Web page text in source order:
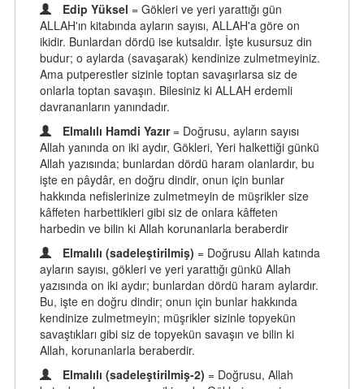
Edip Yüksel = Gökleri ve yeri yarattığı gün
ALLAH'ın kitabında ayların sayısı, ALLAH'a göre on
ikidir. Bunlardan dördü ise kutsaldır. İşte kusursuz din
budur; o aylarda (savaşarak) kendinize zulmetmeyiniz.
Ama putperestler sizinle toptan savaşırlarsa siz de
onlarla toptan savaşın. Bilesiniz ki ALLAH erdemli
davrananların yanındadır.
Elmalılı Hamdi Yazır = Doğrusu, ayların sayısı
Allah yanında on iki aydır, Gökleri, Yeri halkettiği günkü
Allah yazısında; bunlardan dördü haram olanlardır, bu
işte en pâydâr, en doğru dindir, onun için bunlar
hakkında nefislerinize zulmetmeyin de müşrikler size
kâffeten harbettikleri gibi siz de onlara kâffeten
harbedin ve bilin ki Allah korunanlarla beraberdir
Elmalılı (sadeleştirilmiş) = Doğrusu Allah katında
ayların sayısı, gökleri ve yeri yarattığı günkü Allah
yazısında on iki aydır; bunlardan dördü haram aylardır.
Bu, işte en doğru dindir; onun için bunlar hakkında
kendinize zulmetmeyin; müşrikler sizinle topyekün
savaştıkları gibi siz de topyekün savaşın ve bilin ki
Allah, korunanlarla beraberdir.
Elmalılı (sadeleştirilmiş-2) = Doğrusu, Allah